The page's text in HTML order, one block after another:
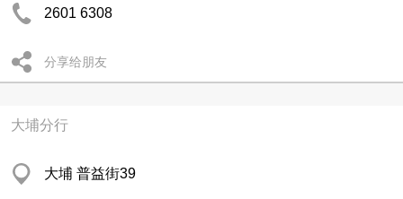
2601 6308
分享给朋友
大埔分行
大埔 普益街39